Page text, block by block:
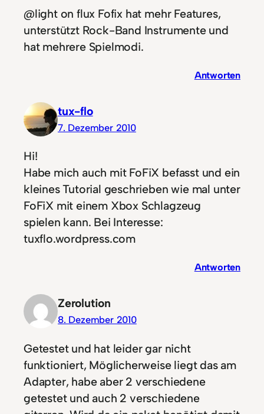
@light on flux Fofix hat mehr Features,
unterstützt Rock-Band Instrumente und
hat mehrere Spielmodi.
Antworten
tux-flo
7. Dezember 2010
Hi!
Habe mich auch mit FoFiX befasst und ein
kleines Tutorial geschrieben wie mal unter
FoFiX mit einem Xbox Schlagzeug
spielen kann. Bei Interesse:
tuxflo.wordpress.com
Antworten
Zerolution
8. Dezember 2010
Getestet und hat leider gar nicht
funktioniert, Möglicherweise liegt das am
Adapter, habe aber 2 verschiedene
getestet und auch 2 verschiedene